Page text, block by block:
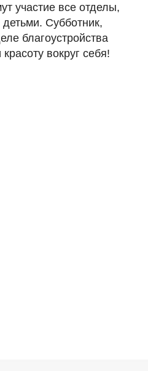
участие все отделы,
Субботник,
благоустройства
вокруг себя!